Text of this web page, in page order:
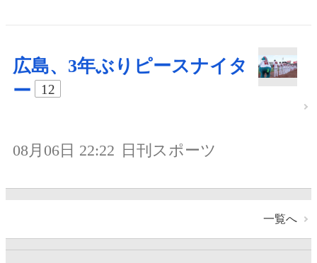
広島、3年ぶりピースナイタ
ー
12
08月06日 22:22 日刊スポーツ
一覧へ